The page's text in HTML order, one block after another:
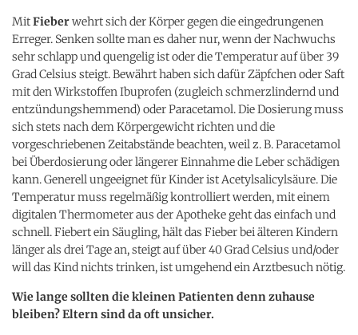
MitFieberwehrt sich der Körper gegen die eingedrungenen
Erreger. Senken sollte man es daher nur, wenn der Nachwuchs
sehr schlapp und quengelig ist oder die Temperatur auf über 39
Grad Celsius steigt. Bewährt haben sich dafür Zäpfchen oder Saft
mit den Wirkstoffen Ibuprofen (zugleich schmerzlindernd und
entzündungshemmend) oder Paracetamol. Die Dosierung muss
sich stets nach dem Körpergewicht richten und die
vorgeschriebenen Zeitabstände beachten, weil z. B. Paracetamol
bei Überdosierung oder längerer Einnahme die Leber schädigen
kann. Generell ungeeignet für Kinder ist Acetylsalicylsäure. Die
Temperatur muss regelmäßig kontrolliert werden, mit einem
digitalen Thermometer aus der Apotheke geht das einfach und
schnell. Fiebert ein Säugling, hält das Fieber bei älteren Kindern
länger als drei Tage an, steigt auf über 40 Grad Celsius und/oder
will das Kind nichts trinken, ist umgehend ein Arztbesuch nötig.
Wie lange sollten die kleinen Patienten denn zuhause
bleiben? Eltern sind da oft unsicher.